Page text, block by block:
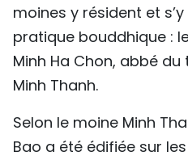
ENGLISH
中文
ESPAÑOL
moines y résident et
pratique bouddhique :
Minh Ha Chon, abbé
Minh Thanh.
Selon le moine Minh
Bao a été édifiée sur